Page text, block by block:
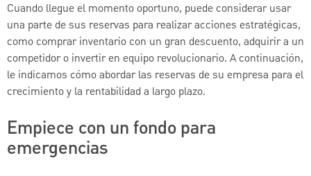
Cuando llegue el momento oportuno, puede considerar usar
una parte de sus reservas para realizar acciones estratégicas,
como comprar inventario con un gran descuento, adquirir a un
competidor o invertir en equipo revolucionario. A continuación,
le indicamos cómo abordar las reservas de su empresa para el
crecimiento y la rentabilidad a largo plazo.
Empiece con un fondo para
emergencias